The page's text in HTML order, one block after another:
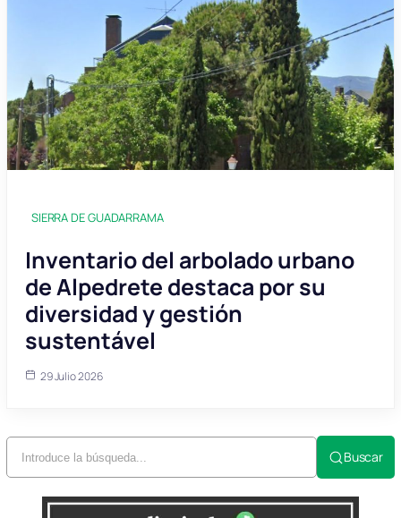
SIERRA DE GUADARRAMA
Inventario del arbolado urbano
de Alpedrete destaca por su
diversidad y gestión
sustentável
29 Julio 2026
Buscar